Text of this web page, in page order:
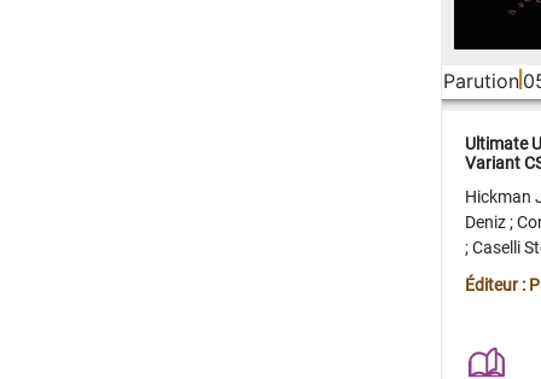
Parution
Ultimate
Variant
Hickman
Deniz;
;Caselli
Juan
Éditeur :